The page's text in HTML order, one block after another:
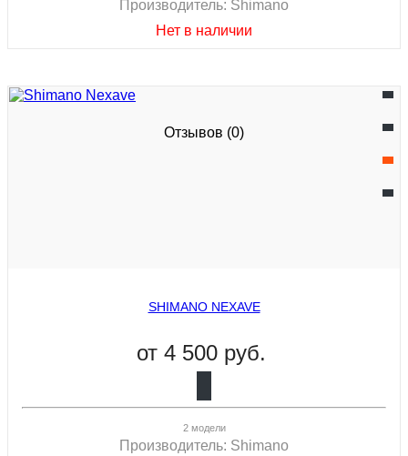
Производитель: Shimano
Нет в наличии
Отзывов (0)
SHIMANO NEXAVE
от 4 500 руб.
2 модели
Производитель: Shimano